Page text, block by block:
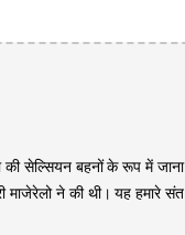
की सेल्सियन बहनों के रूप में जाना
माजेरेलो ने की थी। यह हमारे संत